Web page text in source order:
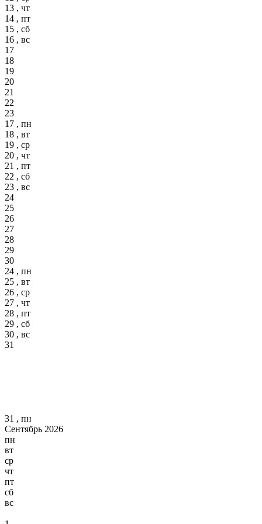
13 , чт
14 , пт
15 , сб
16 , вс
17
18
19
20
21
22
23
17 , пн
18 , вт
19 , ср
20 , чт
21 , пт
22 , сб
23 , вс
24
25
26
27
28
29
30
24 , пн
25 , вт
26 , ср
27 , чт
28 , пт
29 , сб
30 , вс
31
31 , пн
Сентябрь 2026
пн
вт
ср
чт
пт
сб
вс